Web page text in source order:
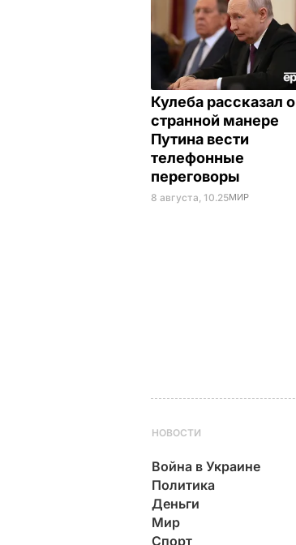
Кулеба рассказал о
странной манере
Путина вести
телефонные
переговоры
8 августа, 10.25МИР
НОВОСТИ
Война в Украине
Политика
Деньги
Мир
Спорт